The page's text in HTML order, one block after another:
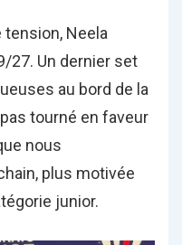
Neela
27. Un dernier set
au bord de la
tourné en faveur
nous
plus motivée
junior.